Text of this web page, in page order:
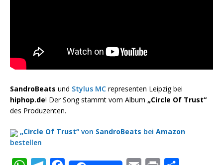
SandroBeats und Stylus MC representen Leipzig bei
hiphop.de! Der Song stammt vom Album „Circle Of Trust“
des Produzenten.
„Circle Of Trust“ von SandroBeats bei Amazon
bestellen